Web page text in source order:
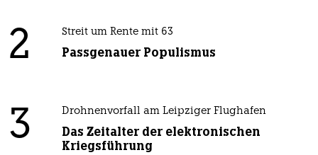
2 Streit um Rente mit 63
Passgenauer Populismus
3 Drohnenvorfall am Leipziger Flughafen
Das Zeitalter der elektronischen
Kriegsführung